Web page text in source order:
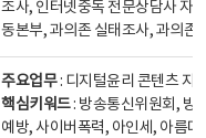
조사, 인터넷중독 전문상담사 자
동본부, 과의존 실태조사, 과의존
주요업무: 디지털윤리 콘텐츠 지
핵심키워드: 방송통신위원회, 방
예방, 사이버폭력, 아인세, 아름